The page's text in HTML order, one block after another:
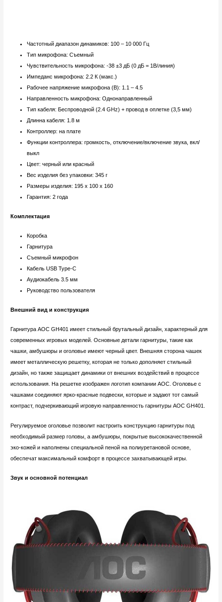
Частотный диапазон динамиков: 100 – 10 000 Гц
Тип микрофона: Съемный
Чувствительность микрофона: -38 ±3 дБ (0 дБ = 1B/линия)
Импеданс микрофона: 2.2 К (макс.)
Рабочее напряжение микрофона (В): 1.1 – 4.5
Направленность микрофона: Однонаправленный
Тип кабеля: Беспроводной (2.4 GHz) + провод в оплетке (3,5 мм)
Длинна кабеля: 1.8 м
Контроллер: на плате
Функции контроллера: громкость, отключение/включение звука, вкл/
выкл
Цвет: черный или красный
Вес изделия без упаковки: 345 г
Размеры изделия: 195 х 100 х 160
Гарантия: 2 года
Комплектация
Коробка
Гарнитура
Съемный микрофон
Кабель USB Type-C
Аудиокабель 3.5 мм
Руководство пользователя
Внешний вид и конструкция
Гарнитура AOC GH401 имеет стильный брутальный дизайн, характерный для
современных игровых моделей. Основные детали гарнитуры, такие как
чашки, амбушюры и оголовье имеют черный цвет. Внешняя сторона чашек
имеет металлическую решетку, которая не только дополняет стильный
дизайн, но также защищает динамики от внешних воздействий в процессе
использования. На решетке изображен логотип компании AOC. Оголовье с
чашками соединяют ярко-красные подвески, которые и задают тот самый
контраст, подчеркивающий игровую направленность гарнитуры AOC GH401.
Регулируемое оголовье позволит настроить конструкцию гарнитуры под
необходимый размер головы, а амбушюры, покрытые высококачественной
эко-кожей и наполнены специальной пеной на полиуретановой основе,
обеспечат максимальный комфорт в процессе захватывающей игры.
Звук и основной потенциал